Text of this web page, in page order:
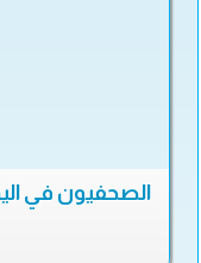
الصحفيون في